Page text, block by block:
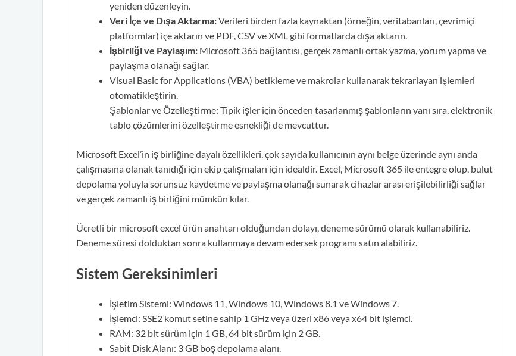
yeniden düzenleyin.
Veri İçe ve Dışa Aktarma:Verileri birden fazla kaynaktan (örneğin, veritabanları, çevrimiçi
platformlar) içe aktarın ve PDF, CSV ve XML gibi formatlarda dışa aktarın.
İşbirliği ve Paylaşım: Microsoft 365 bağlantısı, gerçek zamanlı ortak yazma, yorum yapma ve
paylaşma olanağı sağlar.
Visual Basic for Applications (VBA) betikleme ve makrolar kullanarak tekrarlayan işlemleri
otomatikleştirin.
Şablonlar ve Özelleştirme: Tipik işler için önceden tasarlanmış şablonların yanı sıra, elektronik
tablo çözümlerini özelleştirme esnekliği de mevcuttur.
Microsoft Excel’in iş birliğine dayalı özellikleri, çok sayıda kullanıcının aynı belge üzerinde aynı anda
çalışmasına olanak tanıdığı için ekip çalışmaları için idealdir. Excel, Microsoft 365 ile entegre olup, bulut
depolama yoluyla sorunsuz kaydetme ve paylaşma olanağı sunarak cihazlar arası erişilebilirliği sağlar
ve gerçek zamanlı iş birliğini mümkün kılar.
Ücretli bir microsoft excel ürün anahtarı olduğundan dolayı, deneme sürümü olarak kullanabiliriz.
Deneme süresi dolduktan sonra kullanmaya devam edersek programı satın alabiliriz.
Sistem Gereksinimleri
İşletim Sistemi: Windows 11, Windows 10, Windows 8.1 ve Windows 7.
İşlemci: SSE2 komut setine sahip 1 GHz veya üzeri x86 veya x64 bit işlemci.
RAM: 32 bit sürüm için 1 GB, 64 bit sürüm için 2 GB.
Sabit Disk Alanı: 3 GB boş depolama alanı.